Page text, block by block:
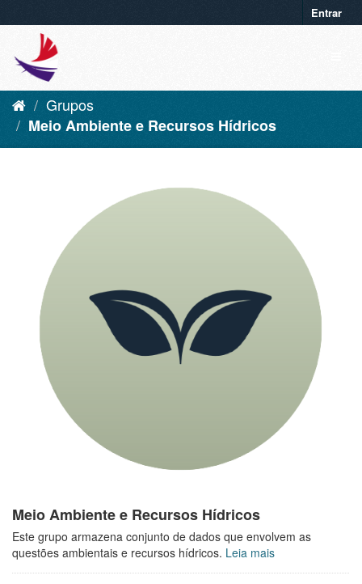
Entrar
Grupos
Meio Ambiente e Recursos Hídricos
Meio Ambiente e Recursos Hídricos
Este grupo armazena conjunto de dados que envolvem as
questões ambientais e recursos hídricos. Leia mais